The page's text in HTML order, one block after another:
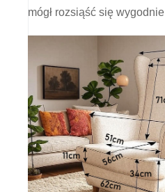
mógł rozsiąść się wygodnie